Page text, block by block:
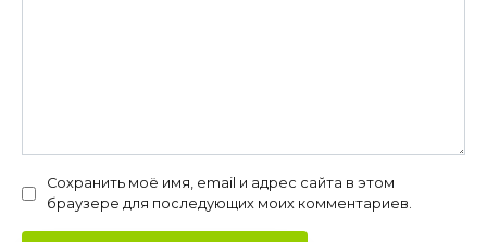
Сохранить моё имя, email и адрес сайта в этом
браузере для последующих моих комментариев.